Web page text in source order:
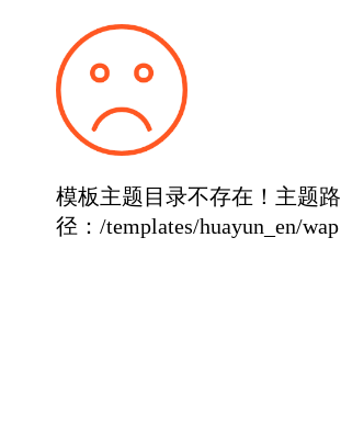
模板主题目录不存在！主题路
径：/templates/huayun_en/wap